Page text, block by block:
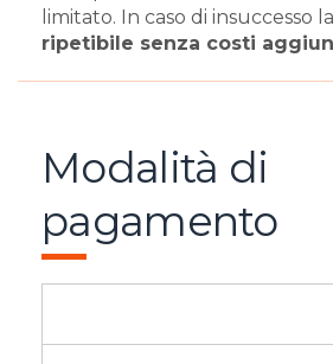
limitato. In caso di insuccesso
ripetibile senza costi
Modalità di
pagamento